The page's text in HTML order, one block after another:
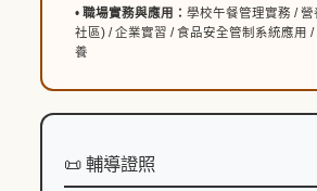
• 職場實務與應用： 學校午餐管理實務 /
社區) / 企業實習 / 食品安全管制系統應用
養
📜 輔導證照